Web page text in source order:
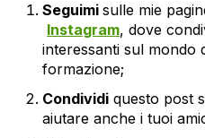
Seguimi sulle mie
Instagram, dove
interessanti sul mondo
formazione;
Condividi questo post
aiutare anche i tuoi